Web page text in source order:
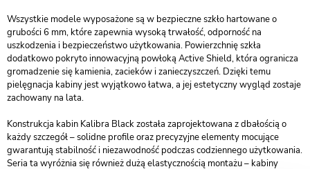
Wszystkie modele wyposażone są w bezpieczne szkło hartowane o
grubości 6 mm, które zapewnia wysoką trwałość, odporność na
uszkodzenia i bezpieczeństwo użytkowania. Powierzchnię szkła
dodatkowo pokryto innowacyjną powłoką Active Shield, która ogranicza
gromadzenie się kamienia, zacieków i zanieczyszczeń. Dzięki temu
pielęgnacja kabiny jest wyjątkowo łatwa, a jej estetyczny wygląd zostaje
zachowany na lata.
Konstrukcja kabin Kalibra Black została zaprojektowana z dbałością o
każdy szczegół – solidne profile oraz precyzyjne elementy mocujące
gwarantują stabilność i niezawodność podczas codziennego użytkowania.
Seria ta wyróżnia się również dużą elastycznością montażu – kabiny